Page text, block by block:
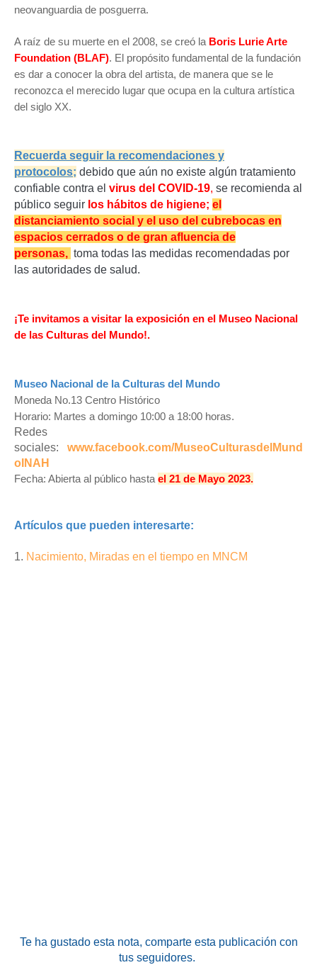
neovanguardia de posguerra.
A raíz de su muerte en el 2008, se creó la Boris Lurie Arte
Foundation (BLAF). El propósito fundamental de la fundación
es dar a conocer la obra del artista, de manera que se le
reconozca el merecido lugar que ocupa en la cultura artística
del siglo XX.
Recuerda seguir la recomendaciones y
protocolos; debido que aún no existe algún tratamiento
confiable contra el virus del COVID-19, se recomienda al
público seguir los hábitos de higiene; el
distanciamiento social y el uso del cubrebocas en
espacios cerrados o de gran afluencia de
personas, toma todas las medidas recomendadas por
las autoridades de salud.
¡Te invitamos a visitar la exposición en el Museo Nacional
de las Culturas del Mundo!.
Museo Nacional de la Culturas del Mundo
Moneda No.13 Centro Histórico
Horario: Martes a domingo 10:00 a 18:00 horas.
Redes
sociales: www.facebook.com/MuseoCulturasdelMund
oINAH
Fecha: Abierta al público hasta el 21 de Mayo 2023.
Artículos que pueden interesarte:
1. Nacimiento, Miradas en el tiempo en MNCM
Te ha gustado esta nota, comparte esta publicación con
tus seguidores.